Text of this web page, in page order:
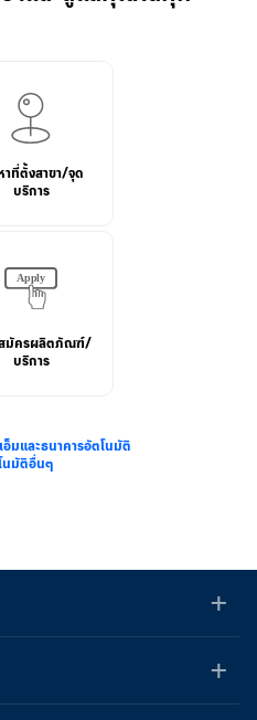
ที่ตั้งสาขา/จุด
บริการ
สมัครผลิตภัณฑ์/
บริการ
อ็มและธนาคารอัตโนมัติ
นมัติอื่นๆ